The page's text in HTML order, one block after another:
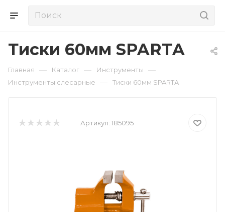
Тиски 60мм SPARTA
Главная — Каталог — Инструменты —
Инструменты слесарные — Тиски 60мм SPARTA
Артикул: 185095